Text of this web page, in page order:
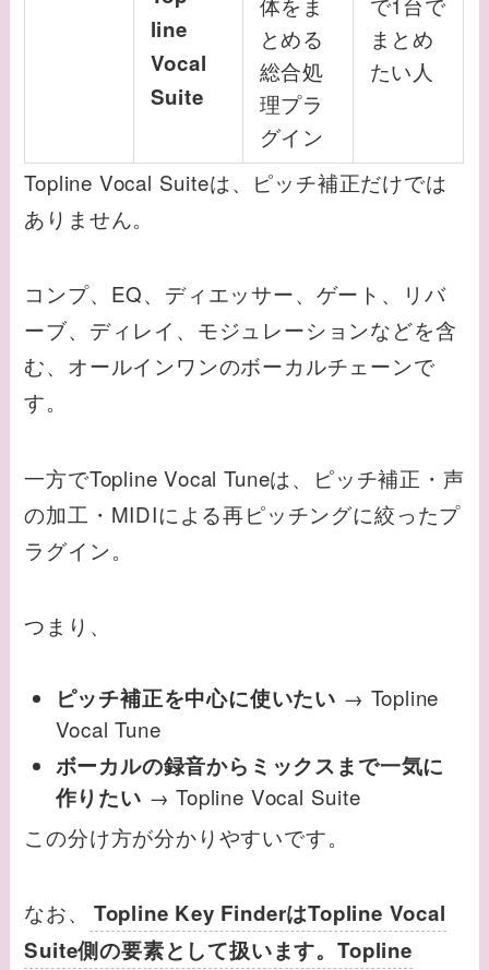
line
Vocal
Suite
とめる
総合処
理プラ
グイン
まとめ
たい人
Topline Vocal Suiteは、ピッチ補正だけでは
ありません。
コンプ、EQ、ディエッサー、ゲート、リバ
ーブ、ディレイ、モジュレーションなどを含
む、オールインワンのボーカルチェーンで
す。
一方でTopline Vocal Tuneは、ピッチ補正・声
の加工・MIDIによる再ピッチングに絞ったプ
ラグイン。
つまり、
ピッチ補正を中心に使いたい → Topline
Vocal Tune
ボーカルの録音からミックスまで一気に
作りたい → Topline Vocal Suite
この分け方が分かりやすいです。
なお、
Topline Key FinderはTopline Vocal
Suite側の要素として扱います。Topline